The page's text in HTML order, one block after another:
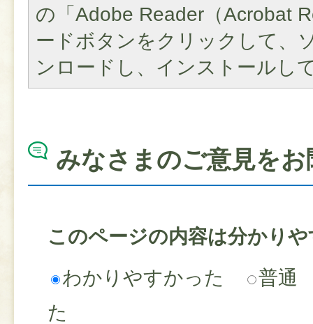
の「Adobe Reader（Acrobat
ードボタンをクリックして、
ンロードし、インストールし
みなさまのご意見を
このページの内容は分かり
わかりやすかった
普通
た